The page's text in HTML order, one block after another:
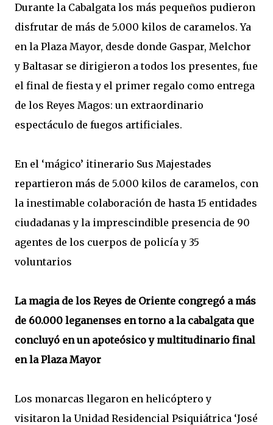
Durante la Cabalgata los más pequeños pudieron
disfrutar de más de 5.000 kilos de caramelos. Ya
en la Plaza Mayor, desde donde Gaspar, Melchor
y Baltasar se dirigieron a todos los presentes, fue
el final de fiesta y el primer regalo como entrega
de los Reyes Magos: un extraordinario
espectáculo de fuegos artificiales.
En el ‘mágico’ itinerario Sus Majestades
repartieron más de 5.000 kilos de caramelos, con
la inestimable colaboración de hasta 15 entidades
ciudadanas y la imprescindible presencia de 90
agentes de los cuerpos de policía y 35
voluntarios
La magia de los Reyes de Oriente congregó a más
de 60.000 leganenses en torno a la cabalgata que
concluyó en un apoteósico y multitudinario final
en la Plaza Mayor
Los monarcas llegaron en helicóptero y
visitaron la Unidad Residencial Psiquiátrica ‘José